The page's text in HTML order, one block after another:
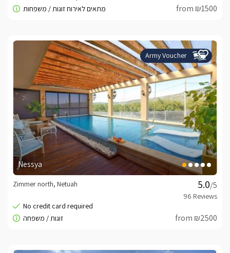
from ₪1500
Army Voucher
Nessya
/5
Zimmer north, Netuah
from ₪2500